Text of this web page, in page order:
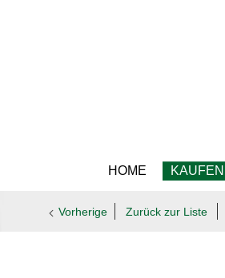
HOME KAUFEN
Vorherige Zurück zur Liste